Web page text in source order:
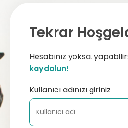
Tekrar
Hesabınız yoksa,
kaydolun!
Kullanıcı adınızı giriniz